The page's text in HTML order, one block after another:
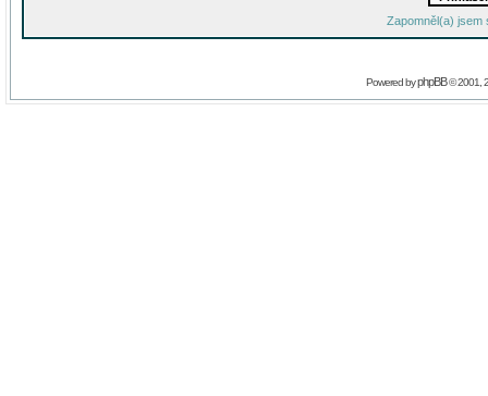
Zapomněl(a) jsem
Powered byphpBB© 2001,